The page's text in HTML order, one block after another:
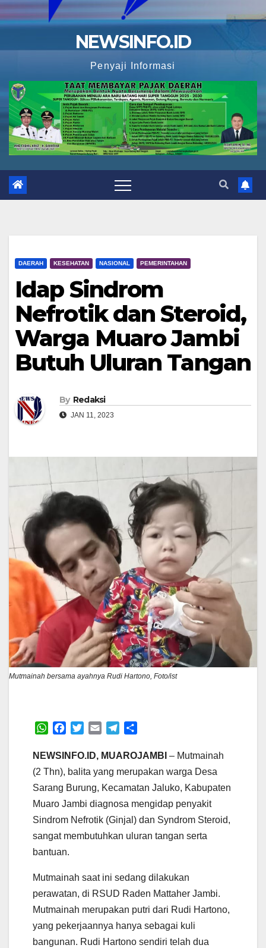
NEWSINFO.ID
Penyaji Informasi
DAERAH KESEHATAN NASIONAL PEMERINTAHAN
Idap Sindrom
Nefrotik dan Steroid,
Warga Muaro Jambi
Butuh Uluran Tangan
By Redaksi
JAN 11, 2023
Mutmainah bersama ayahnya Rudi Hartono, Foto/ist
W
a
t
A
p
p
c
e
o
o
k
i
t
e
r
a
l
r
a
m
a
e
NEWSINFO.ID, MUAROJAMBI – Mutmainah
(2 Thn), balita yang merupakan warga Desa
Sarang Burung, Kecamatan Jaluko, Kabupaten
Muaro Jambi diagnosa mengidap penyakit
Sindrom Nefrotik (Ginjal) dan Syndrom Steroid,
sangat membutuhkan uluran tangan serta
bantuan.
Mutmainah saat ini sedang dilakukan
perawatan, di RSUD Raden Mattaher Jambi.
Mutmainah merupakan putri dari Rudi Hartono,
yang pekerjaannya hanya sebagai kuli
bangunan. Rudi Hartono sendiri telah dua